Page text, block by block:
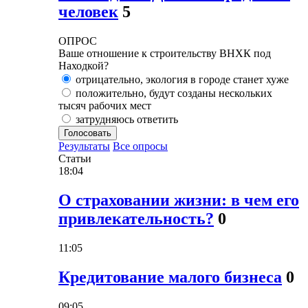
человек 5
ОПРОС
Ваше отношение к строительству ВНХК под
Находкой?
отрицательно, экология в городе станет хуже
положительно, будут созданы нескольких
тысяч рабочих мест
затрудняюсь ответить
Голосовать
Результаты Все опросы
Статьи
18:04
О страховании жизни: в чем его
привлекательность? 0
11:05
Кредитование малого бизнеса 0